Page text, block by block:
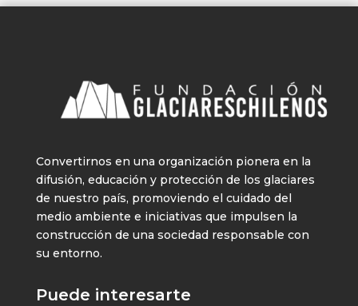
Convertirnos en una organización pionera en la
difusión, educación y protección de los glaciares
de nuestro país, promoviendo el cuidado del
medio ambiente e iniciativas que impulsen la
construcción de una sociedad responsable con
su entorno.
Puede interesarte